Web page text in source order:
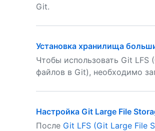
Git.
Установка хранилища
Чтобы использовать Git
файлов в Git), необходимо
Настройка Git Large File
После Git LFS (Git Large File